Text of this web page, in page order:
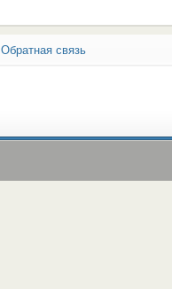
Обратная связь